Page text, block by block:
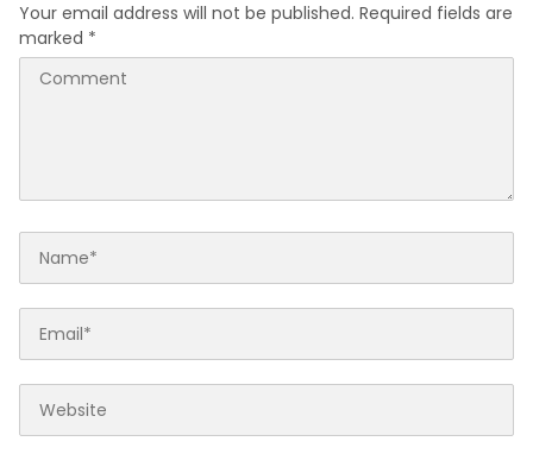
Your email address will not be published. Required fields are
marked *